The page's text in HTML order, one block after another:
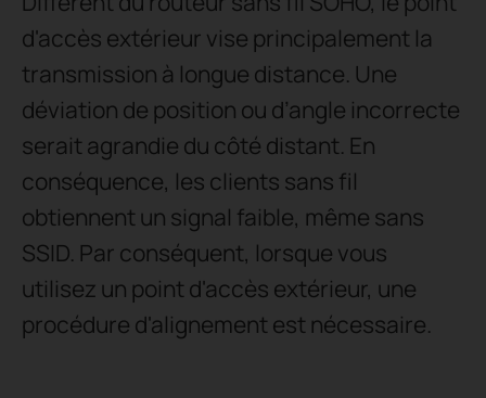
d'accès extérieur vise principalement la
transmission à longue distance. Une
déviation de position ou d’angle incorrecte
serait agrandie du côté distant. En
conséquence, les clients sans fil
obtiennent un signal faible, même sans
SSID. Par conséquent, lorsque vous
utilisez un point d'accès extérieur, une
procédure d'alignement est nécessaire.